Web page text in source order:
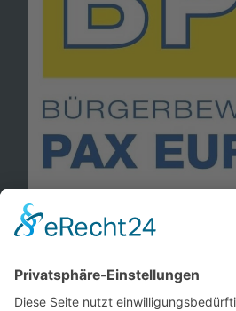
Kontakt